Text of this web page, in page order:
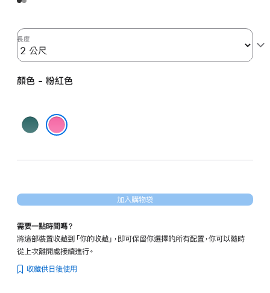
長度
顏色 - 粉紅色
藍
加入購物袋
需要一點時間嗎？
將這部裝置收藏到「你的收藏」，即可保留你選擇的所有配置，你可以隨時
從上次離開處接續進行。
收藏供日後使用